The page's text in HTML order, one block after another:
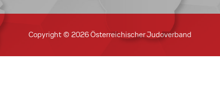
Copyright © 2026 Österreichischer Judoverband